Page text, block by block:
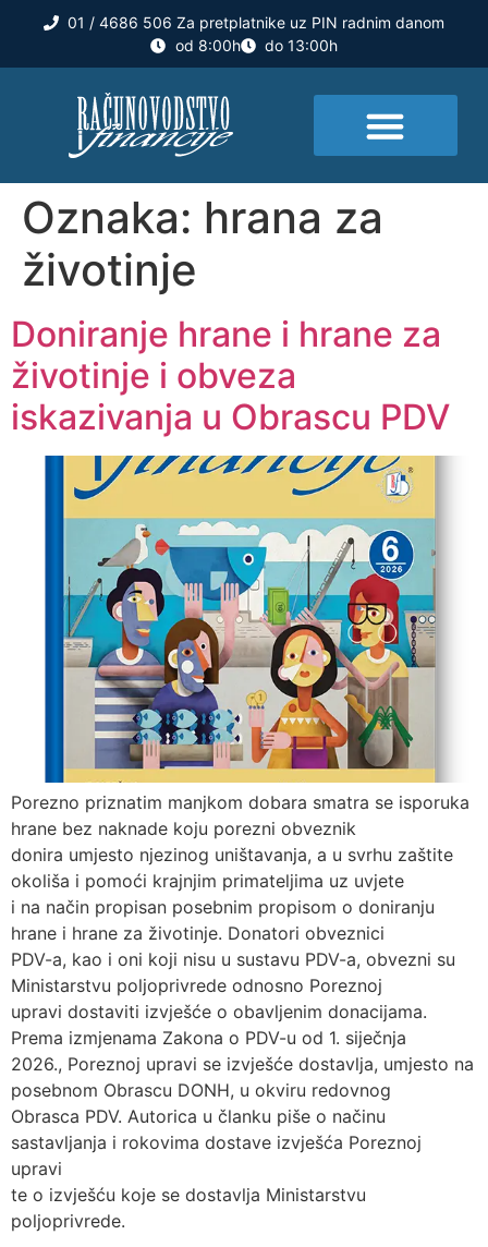
01 / 4686 506 Za pretplatnike uz PIN radnim danom
od 8:00h
do 13:00h
Oznaka: hrana za
životinje
Doniranje hrane i hrane za
životinje i obveza
iskazivanja u Obrascu PDV
Porezno priznatim manjkom dobara smatra se isporuka
hrane bez naknade koju porezni obveznik
donira umjesto njezinog uništavanja, a u svrhu zaštite
okoliša i pomoći krajnjim primateljima uz uvjete
i na način propisan posebnim propisom o doniranju
hrane i hrane za životinje. Donatori obveznici
PDV-a, kao i oni koji nisu u sustavu PDV-a, obvezni su
Ministarstvu poljoprivrede odnosno Poreznoj
upravi dostaviti izvješće o obavljenim donacijama.
Prema izmjenama Zakona o PDV-u od 1. siječnja
2026., Poreznoj upravi se izvješće dostavlja, umjesto na
posebnom Obrascu DONH, u okviru redovnog
Obrasca PDV. Autorica u članku piše o načinu
sastavljanja i rokovima dostave izvješća Poreznoj
upravi
te o izvješću koje se dostavlja Ministarstvu
poljoprivrede.